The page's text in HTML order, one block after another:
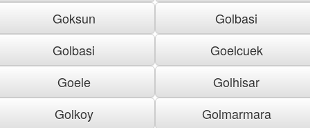
Goksun
Golbasi
Golbasi
Goelcuek
Goele
Golhisar
Golkoy
Golmarmara